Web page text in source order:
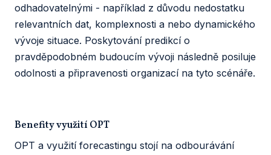
odhadovatelnými - například z důvodu nedostatku
relevantních dat, komplexnosti a nebo dynamického
vývoje situace. Poskytování predikcí o
pravděpodobném budoucím vývoji následně posiluje
odolnosti a připravenosti organizací na tyto scénáře.
Benefity využití OPT
OPT a využití forecastingu stojí na odbourávání